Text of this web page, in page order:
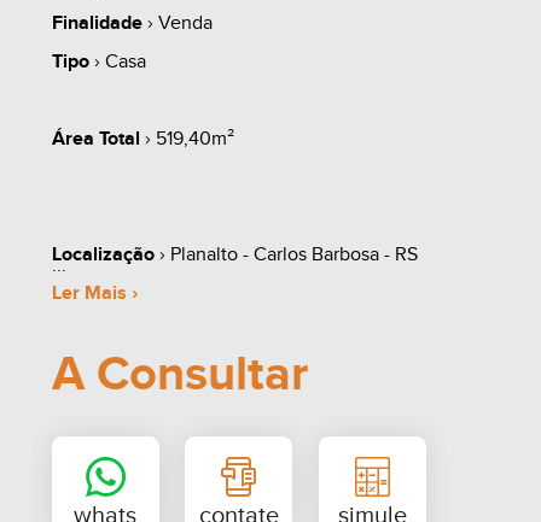
Finalidade› Venda
Tipo› Casa
Área Total › 519,40m²
Localização› Planalto - Carlos Barbosa - RS
Ler Mais ›
A Consultar